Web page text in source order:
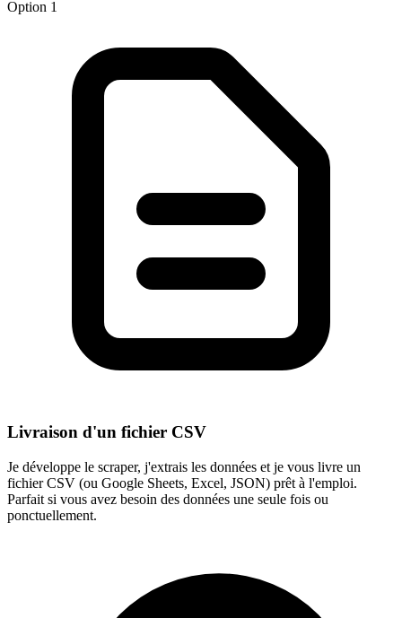
Option 1
Livraison d'un fichier CSV
Je développe le scraper, j'extrais les données et je vous livre un
fichier CSV (ou Google Sheets, Excel, JSON) prêt à l'emploi.
Parfait si vous avez besoin des données une seule fois ou
ponctuellement.